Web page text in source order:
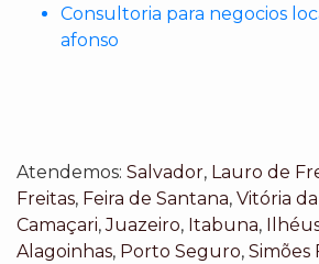
Consultoria para negocios
afonso
Atendemos: Salvador, Lauro de
Freitas, Feira de Santana, Vitória
Camaçari,Juazeiro, Itabuna,
Alagoinhas, Porto Seguro, Simões